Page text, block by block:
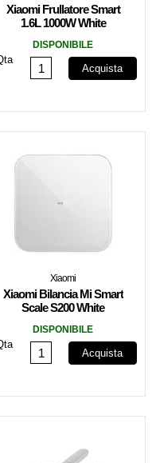
Xiaomi Frullatore Smart
1.6L 1000W White
DISPONIBILE
Acquista
Xiaomi
Xiaomi Bilancia Mi Smart
Scale S200 White
DISPONIBILE
Acquista